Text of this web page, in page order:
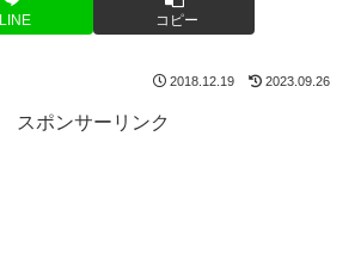
LINE コピー
2018.12.19 2023.09.26
スポンサーリンク